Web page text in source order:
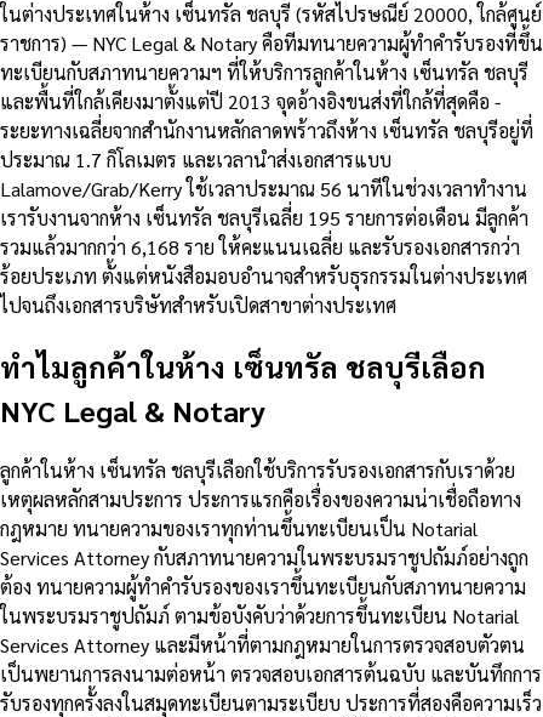
ในต่างประเทศในห้าง เซ็นทรัล ชลบุรี (รหัสไปรษณีย์ 20000, ใกล้ศูนย์
ราชการ) — NYC Legal & Notary คือทีมทนายความผู้ทำคำรับรองที่ขึ้น
ทะเบียนกับสภาทนายความฯ ที่ให้บริการลูกค้าในห้าง เซ็นทรัล ชลบุรี
และพื้นที่ใกล้เคียงมาตั้งแต่ปี 2013 จุดอ้างอิงขนส่งที่ใกล้ที่สุดคือ -
ระยะทางเฉลี่ยจากสำนักงานหลักลาดพร้าวถึงห้าง เซ็นทรัล ชลบุรีอยู่ที่
ประมาณ 1.7 กิโลเมตร และเวลานำส่งเอกสารแบบ
Lalamove/Grab/Kerry ใช้เวลาประมาณ 56 นาทีในช่วงเวลาทำงาน
เรารับงานจากห้าง เซ็นทรัล ชลบุรีเฉลี่ย 195 รายการต่อเดือน มีลูกค้า
รวมแล้วมากกว่า 6,168 ราย ให้คะแนนเฉลี่ย และรับรองเอกสารกว่า
ร้อยประเภท ตั้งแต่หนังสือมอบอำนาจสำหรับธุรกรรมในต่างประเทศ
ไปจนถึงเอกสารบริษัทสำหรับเปิดสาขาต่างประเทศ
ทำไมลูกค้าในห้าง เซ็นทรัล ชลบุรีเลือก
NYC Legal & Notary
ลูกค้าในห้าง เซ็นทรัล ชลบุรีเลือกใช้บริการรับรองเอกสารกับเราด้วย
เหตุผลหลักสามประการ ประการแรกคือเรื่องของความน่าเชื่อถือทาง
กฎหมาย ทนายความของเราทุกท่านขึ้นทะเบียนเป็น Notarial
Services Attorney กับสภาทนายความในพระบรมราชูปถัมภ์อย่างถูก
ต้อง ทนายความผู้ทำคำรับรองของเราขึ้นทะเบียนกับสภาทนายความ
ในพระบรมราชูปถัมภ์ ตามข้อบังคับว่าด้วยการขึ้นทะเบียน Notarial
Services Attorney และมีหน้าที่ตามกฎหมายในการตรวจสอบตัวตน
เป็นพยานการลงนามต่อหน้า ตรวจสอบเอกสารต้นฉบับ และบันทึกการ
รับรองทุกครั้งลงในสมุดทะเบียนตามระเบียบ ประการที่สองคือความเร็ว